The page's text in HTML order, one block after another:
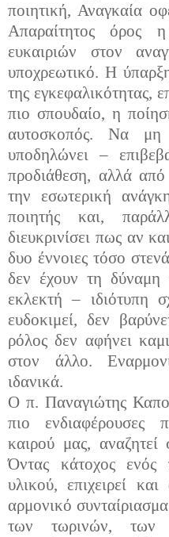
ποιητική, Αναγκαία
Απαραίτητος όρος
ευκαιριών στον
υποχρεωτικό. Η
της εγκεφαλικότητας,
πιο σπουδαίο, η
αυτοσκοπός. Να μη
υποδηλώνει –
προδιάθεση, αλλά
την εσωτερική
ποιητής και,
διευκρινίσει πως αν
δυο έννοιες τόσο
δεν έχουν τη δύναμη
εκλεκτή – ιδιότυπη
ευδοκιμεί, δεν
ρόλος δεν αφήνει
στον άλλο.
ιδανικά.
Ο π. Παναγιώτης
πιο ενδιαφέρουσες
καιρού μας, αναζητεί
Όντας κάτοχος ενός
υλικού, επιχειρεί
αρμονικό
των τωρινών, των